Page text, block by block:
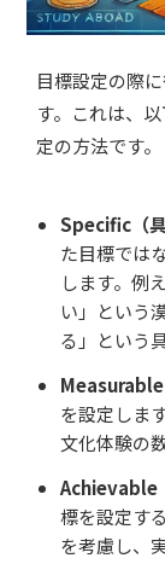
目標設定の際
す。これは、
定の方法です。
Specific（具
た目標では
します。例
い」という
る」という
Measurable
を設定しま
文化体験の
Achievable
標を設定す
を考慮し、